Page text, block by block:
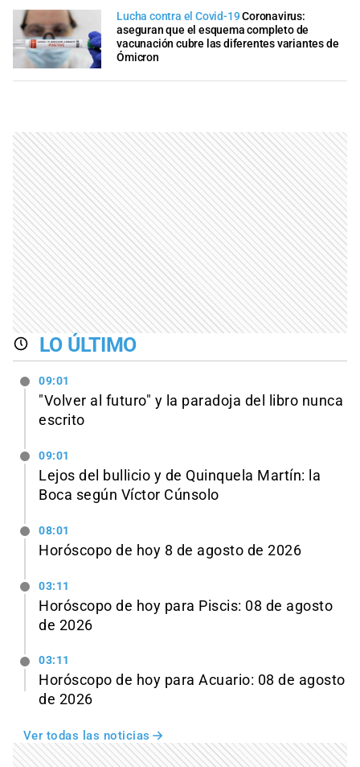
Lucha contra el Covid-19Coronavirus:
aseguran que el esquema completo de
vacunación cubre las diferentes variantes de
Ómicron
LO ÚLTIMO
09:01
"Volver al futuro" y la paradoja del libro nunca
escrito
09:01
Lejos del bullicio y de Quinquela Martín: la
Boca según Víctor Cúnsolo
08:01
Horóscopo de hoy 8 de agosto de 2026
03:11
Horóscopo de hoy para Piscis: 08 de agosto
de 2026
03:11
Horóscopo de hoy para Acuario: 08 de agosto
de 2026
Ver todas las noticias